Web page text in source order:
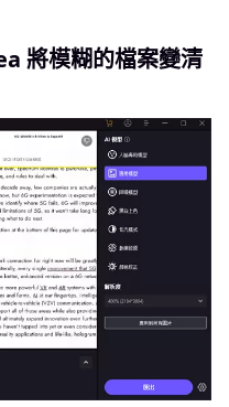
將模糊的檔案變清